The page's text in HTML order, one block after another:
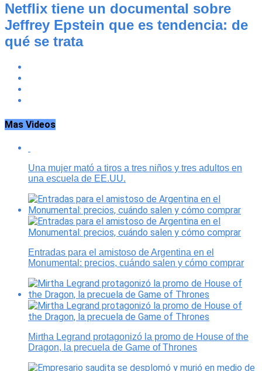
Netflix tiene un documental sobre
Jeffrey Epstein que es tendencia: de
qué se trata
Mas Videos
Una mujer mató a tiros a tres niños y tres adultos en
una escuela de EE.UU.
Entradas para el amistoso de Argentina en el
Monumental: precios, cuándo salen y cómo comprar
Mirtha Legrand protagonizó la promo de House of the
Dragon, la precuela de Game of Thrones